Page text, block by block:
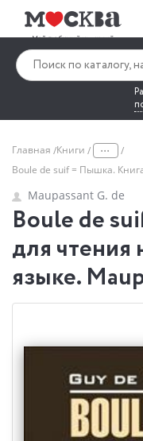
Главная Книги ...
Boule de suif = Пышка.
Maupassant G. de
Boule de
для чтения
языке.